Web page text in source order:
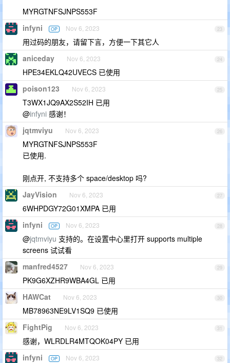
MYRGTNFSJNPS553F
23
infyni OP Nov 6, 2023
用过码的朋友，请留下言，方便一下其它人
24
aniceday Nov 6, 2023
HPE34EKLQ42UVECS 已使用
25
poison123 Nov 6, 2023
T3WX1JQ9AX2S52IH 已用
@infyni 感谢！
26
jqtmviyu Nov 6, 2023
MYRGTNFSJNPS553F
已使用.
刚点开, 不支持多个 space/desktop 吗?
27
JayVision Nov 6, 2023
6WHPDGY72G01XMPA 已用
28
infyni OP Nov 6, 2023
@jqtmviyu 支持的。在设置中心里打开 supports multiple
screens 试试看
29
manfred4527 Nov 6, 2023
PK9G6XZHR9WBA4GL 已用
30
HAWCat Nov 6, 2023
MB78963NE9LV1SQ9 已使用
31
FightPig Nov 6, 2023
感谢，WLRDLR4MTQOK04PY 已用
32
infyni OP Nov 6, 2023